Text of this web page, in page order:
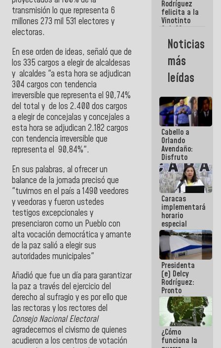
transmisión lo que representa 6
millones 273 mil 531 electores y
electoras.
En ese orden de ideas, señaló que de
los 335 cargos a elegir de alcaldesas
y alcaldes "a esta hora se adjudican
304 cargos con tendencia
irreversible que representa el 90,74%
del total y de los 2.400 dos cargos
a elegir de concejalas y concejales a
esta hora se adjudican 2.182 cargos
con tendencia irreversible que
representa el 90,84%".
En sus palabras, al ofrecer un
balance de la jornada precisó que
"tuvimos en el país a 1490 veedores
y veedoras y fueron ustedes
testigos excepcionales y
presenciaron como un Pueblo con
alta vocación democrática y amante
de la paz salió a elegir sus
autoridades municipales"
Añadió que fue un día para garantizar
la paz a través del ejercicio del
derecho al sufragio y es por ello que
las rectoras y los rectores del
Consejo Nacional Electoral
agradecemos el civismo de quienes
acudieron a los centros de votación
Internacional
de
Maiquetía
Rodríguez
felicita a la
Vinotinto
Sub 20
campeona
frente
México Sub
23 en los
Centroamericanos
Noticias
más
leídas
Cabello a
Orlando
Avendaño:
Disfruto
cada vez
que escribes
porque lo
que haces
es
embarrarla
Caracas
implementará
horario
especial
para
adaptarse
al plan de
ahorro
energético
Presidenta
(e) Delcy
Rodríguez:
Pronto
restableceremos
las
operaciones
en el
Aeropuerto
Internacional
¿Cómo
funciona la